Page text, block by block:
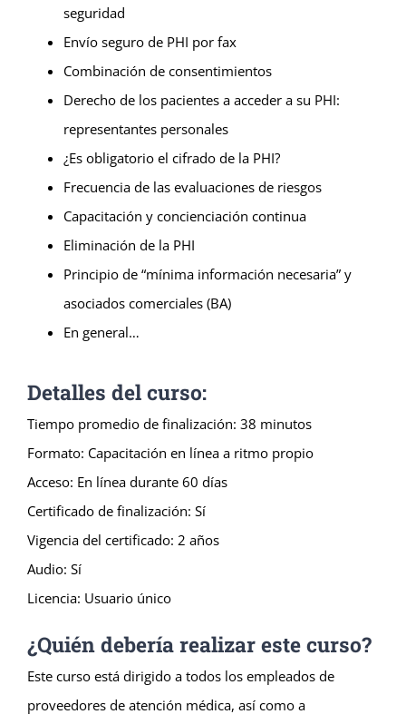
seguridad
Envío seguro de PHI por fax
Combinación de consentimientos
Derecho de los pacientes a acceder a su PHI:
representantes personales
¿Es obligatorio el cifrado de la PHI?
Frecuencia de las evaluaciones de riesgos
Capacitación y concienciación continua
Eliminación de la PHI
Principio de “mínima información necesaria” y
asociados comerciales (BA)
En general…
Detalles del curso:
Tiempo promedio de finalización: 38 minutos
Formato: Capacitación en línea a ritmo propio
Acceso: En línea durante 60 días
Certificado de finalización: Sí
Vigencia del certificado: 2 años
Audio: Sí
Licencia: Usuario único
¿Quién debería realizar este curso?
Este curso está dirigido a todos los empleados de
proveedores de atención médica, así como a